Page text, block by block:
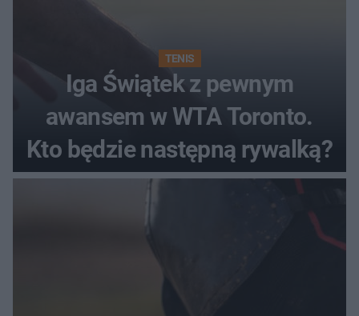
TENIS
Iga Świątek z pewnym
awansem w WTA Toronto.
Kto będzie następną rywalką?